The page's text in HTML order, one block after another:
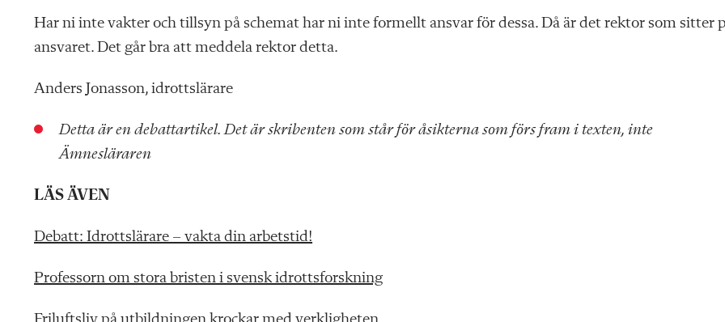
Har ni inte vakter och tillsyn på schemat har ni inte formellt ansvar för dessa. Då är det rektor som sitter
ansvaret. Det går bra att meddela rektor detta.
Anders Jonasson, idrottslärare
Detta är en debattartikel. Det är skribenten som står för åsikterna som förs fram i texten, inte
Ämnesläraren
LÄS ÄVEN
Debatt: Idrottslärare – vakta din arbetstid!
Professorn om stora bristen i svensk idrottsforskning